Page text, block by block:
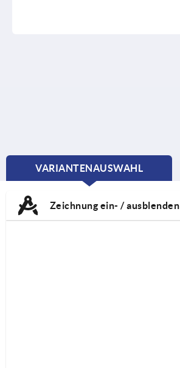
VARIANTENAUSWAHL
CURRENT
Zeichnung ein- / ausblenden